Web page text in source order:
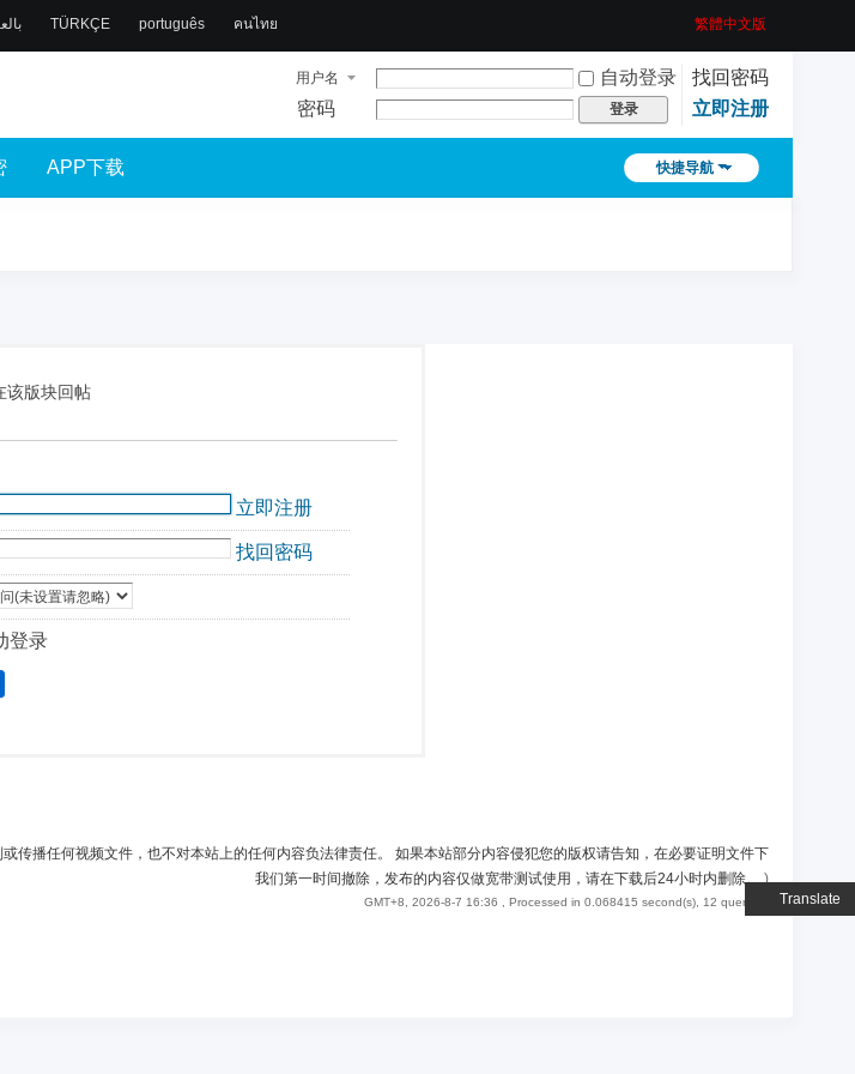
Translate
TÜRKÇE português คนไทย 繁體中文版
用户名 自动登录
找回密码
密码
登录 立即注册
快捷导航
APP下载
该版块回帖
立即注册
找回密码
登录
传播任何视频文件，也不对本站上的任何内容负法律责任。 如果本站部分内容侵犯您的版权请告知，在必要证明文件下
我们第一时间撤除，发布的内容仅做宽带测试使用，请在下载后24小时内删除。)
GMT+8, 2026-8-7 16:36 , Processed in 0.068415 second(s), 12 queries .